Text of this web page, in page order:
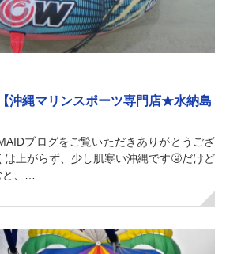
沖縄マリンスポーツ専門店★水納島
ブログをご覧いただきありがとうござ
は上がらず、少し肌寒い沖縄です🤧だけど
と、…